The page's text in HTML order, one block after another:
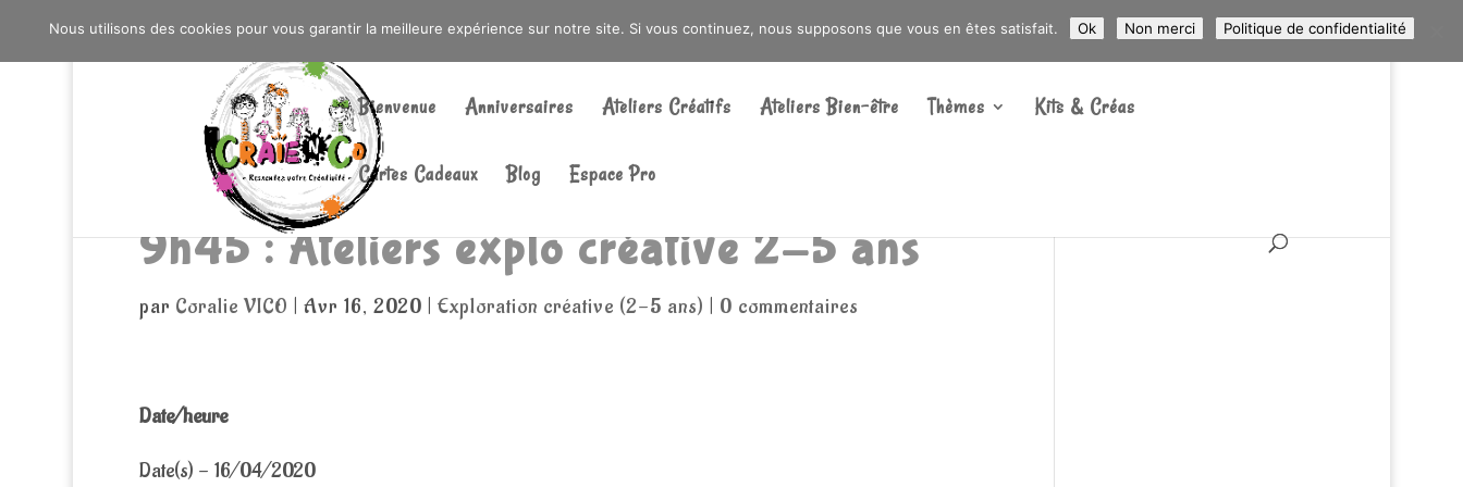
0603176412 - RDV CHEZ SO WATT À SAINT ANDRÉ OU DANS LA MÉTROPOLE LILLOISE CRAIENCO@GMAIL.COM ARTICLES 0
Bienvenue Anniversaires Ateliers Créatifs Ateliers Bien-être Thèmes Kits & Créas
Cartes Cadeaux Blog Espace Pro
Recherche
produits
9h45 : Ateliers explo créative 2-5 ans
par Coralie VICO | Avr 16, 2020 | Exploration créative (2-5 ans) | 0 commentaires
Date/heure
Date(s) - 16/04/2020
Nous utilisons des cookies pour vous garantir la meilleure expérience sur notre site. Si vous continuez, nous supposons que vous en êtes satisfait. Ok Non merci Politique de confidentialité